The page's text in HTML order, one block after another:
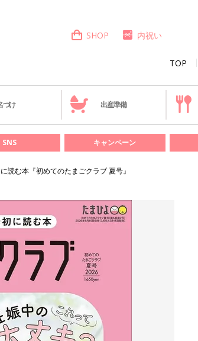
TOP
SHOP 内祝い
づけ 出産準備
SNS キャンペーン
読む本『初めてのたまごクラブ 夏号』